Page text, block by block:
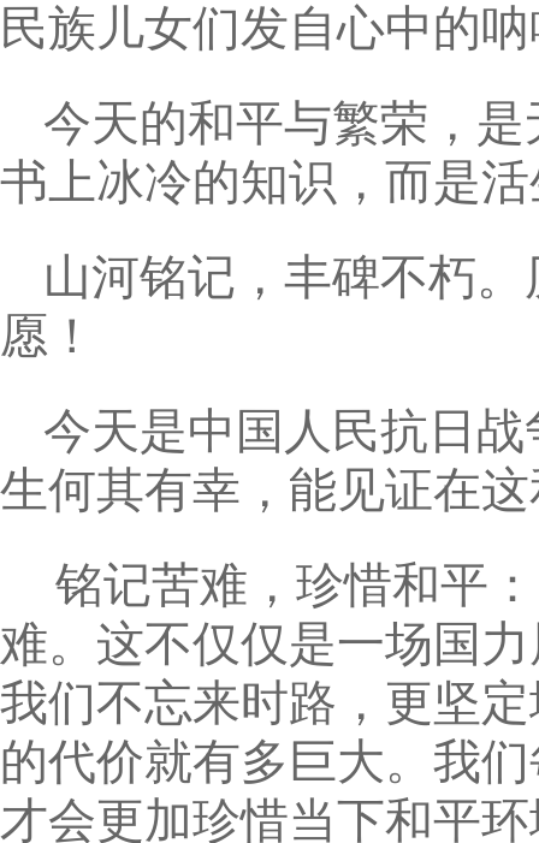
民族儿女们发自心中的
今天的和平与繁荣，
书上冰冷的知识，而是
山河铭记，丰碑不朽
愿！
今天是中国人民抗日
生何其有幸，能见证在
铭记苦难，珍惜和平
难。这不仅仅是一场国
我们不忘来时路，更坚
的代价就有多巨大。我
才会更加珍惜当下和平